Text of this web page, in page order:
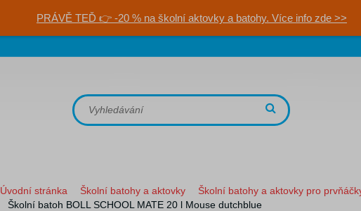
PRÁVĚ TEĎ 👉 -20 % na školní aktovky a batohy. Více info zde >>
Úvodní stránka Školní batohy a aktovky
Školní batohy a aktovky pro
Školní batoh BOLL SCHOOL MATE 20 l Mouse dutchblue